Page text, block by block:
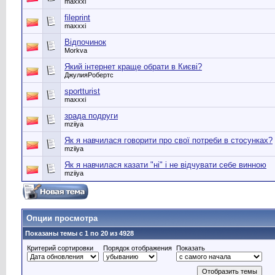
fileprint
maxxxi
Відпочинок
Morkva
Який інтернет краще обрати в Києві?
ДжулияРобертс
sportturist
maxxxi
зрада подруги
mziiya
Як я навчилася говорити про свої потреби в стосунках?
mziiya
Як я навчилася казати "ні" і не відчувати себе винною
mziiya
Опции просмотра
Показаны темы с 1 по 20 из 4928
Критерий сортировки
Порядок отображения Показать